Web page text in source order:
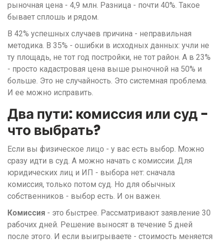
рыночная цена - 4,9 млн. Разница - почти 40%. Такое
бывает сплошь и рядом.
В 42% успешных случаев причина - неправильная
методика. В 35% - ошибки в исходных данных: учли не
ту площадь, не тот год постройки, не тот район. А в 23%
- просто кадастровая цена выше рыночной на 50% и
больше. Это не случайность. Это системная проблема.
И ее можно исправить.
Два пути: комиссия или суд -
что выбрать?
Если вы физическое лицо - у вас есть выбор. Можно
сразу идти в суд. А можно начать с комиссии. Для
юридических лиц и ИП - выбора нет: сначала
комиссия, только потом суд. Но для обычных
собственников - выбор есть. И он важен.
Комиссия - это быстрее. Рассматривают заявление 30
рабочих дней. Решение выносят в течение 5 дней
после этого. И если выигрываете - стоимость меняется